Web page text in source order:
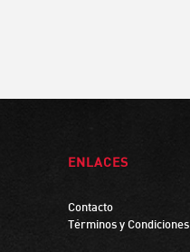
ENLACES
Contacto
Términos y Condiciones